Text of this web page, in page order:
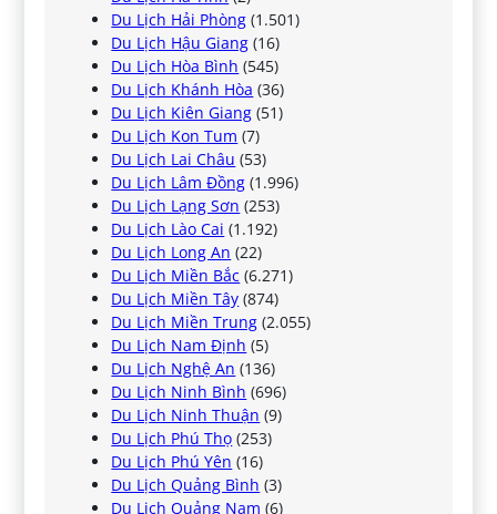
Du Lịch Hải Phòng (1.501)
Du Lịch Hậu Giang (16)
Du Lịch Hòa Bình (545)
Du Lịch Khánh Hòa (36)
Du Lịch Kiên Giang (51)
Du Lịch Kon Tum (7)
Du Lịch Lai Châu (53)
Du Lịch Lâm Đồng (1.996)
Du Lịch Lạng Sơn (253)
Du Lịch Lào Cai (1.192)
Du Lịch Long An (22)
Du Lịch Miền Bắc (6.271)
Du Lịch Miền Tây (874)
Du Lịch Miền Trung (2.055)
Du Lịch Nam Định (5)
Du Lịch Nghệ An (136)
Du Lịch Ninh Bình (696)
Du Lịch Ninh Thuận (9)
Du Lịch Phú Thọ (253)
Du Lịch Phú Yên (16)
Du Lịch Quảng Bình (3)
Du Lịch Quảng Nam (6)